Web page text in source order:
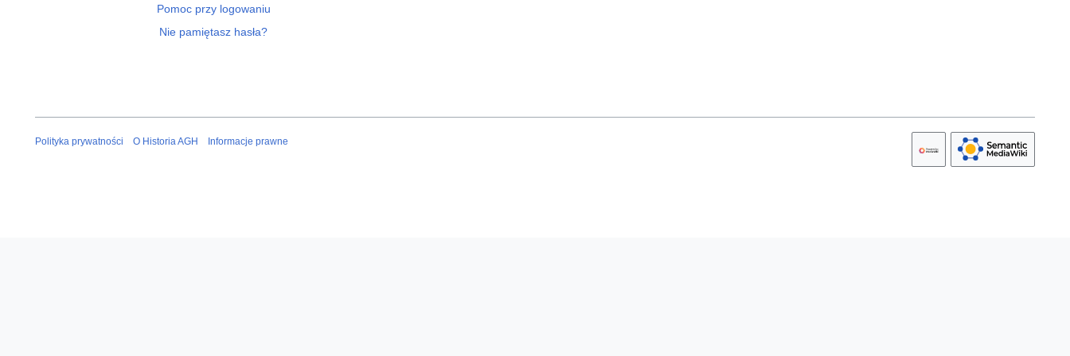
Pomoc przy logowaniu
Nie pamiętasz hasła?
Polityka prywatności O Historia AGH Informacje prawne